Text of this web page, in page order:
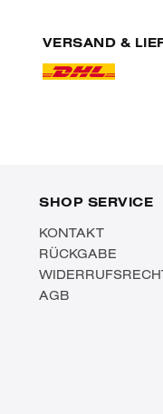
VERSAND &
SHOP SERVICE
KONTAKT
RÜCKGABE
AGB